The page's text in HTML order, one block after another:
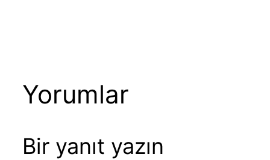
Yorumlar
Bir yanıt yazın